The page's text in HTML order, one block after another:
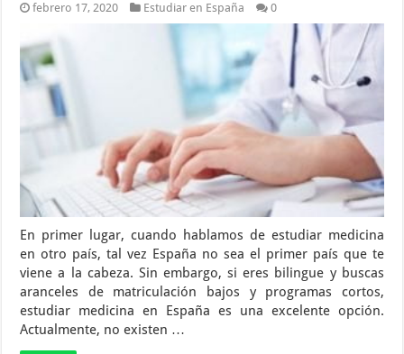
febrero 17, 2020 Estudiar en España 0
En primer lugar, cuando hablamos de estudiar medicina
en otro país, tal vez España no sea el primer país que te
viene a la cabeza. Sin embargo, si eres bilingue y buscas
aranceles de matriculación bajos y programas cortos,
estudiar medicina en España es una excelente opción.
Actualmente, no existen …